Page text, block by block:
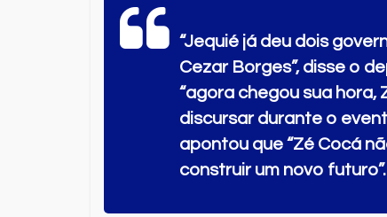
“Jequié já deu dois
Cezar Borges”, disse o
“agora chegou sua hora,
discursar durante o
apontou que “Zé Cocá
construir um novo futuro”.